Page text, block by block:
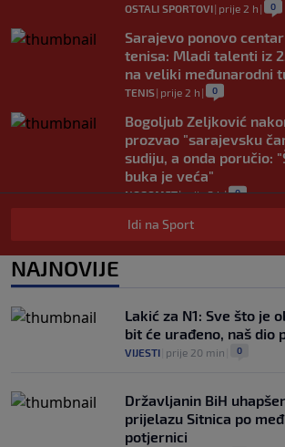
OSTALI SPORTOVI| prije 2 h | 0
Sarajevo ponovo
tenisa: Mladi talenti iz
na veliki međunarodni
TENIS| prije 2 h | 0
Bogoljub Zeljković
prozvao "sarajevsku
sudiju, a onda poručio:
buka je veća"
NOGOMET|prije 2 h| 0
Nova kriza potresa
Infantino je sada
0
Juventusa već
okosnica tima"
prije 3 h 0
Idi na Sport
NAJNOVIJE
Lakić za N1: Sve što je
bit će urađeno, naš dio
VIJESTI prije 20 min 0
Državljanin BiH
prijelazu Sitnica po
potjernici